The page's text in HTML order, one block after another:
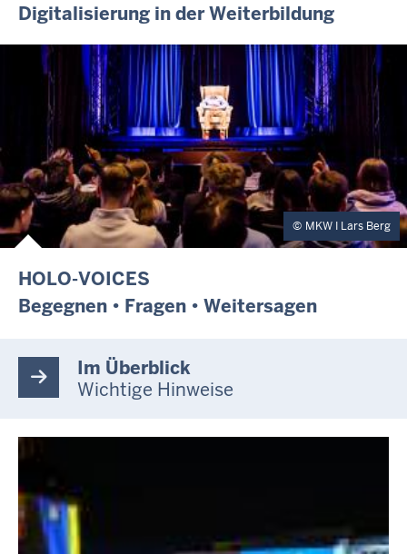
Digitalisierung in der Weiterbildung
MKW I Lars Berg
HOLO-VOICES
Begegnen • Fragen • Weitersagen
Im Überblick
Wichtige Hinweise